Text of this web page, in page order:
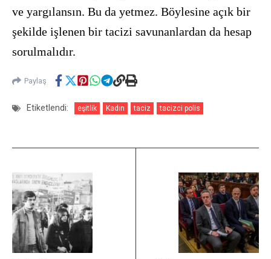
ve yargılansın. Bu da yetmez. Böylesine açık bir
şekilde işlenen bir tacizi savunanlardan da hesap
sorulmalıdır.
Paylaş
Etiketlendi: eşitlik Kadın taciz tacizci polis